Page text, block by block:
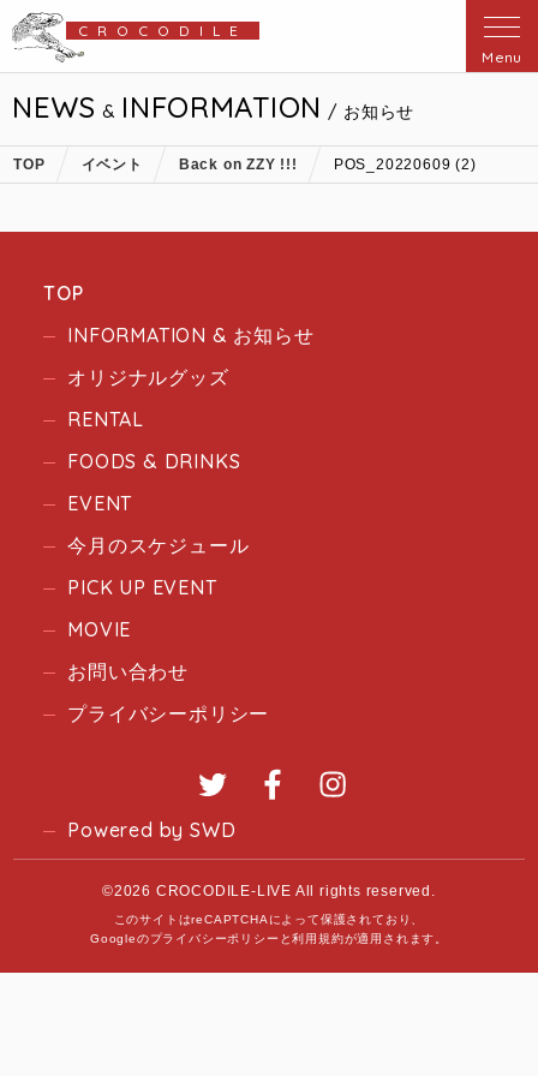
CROCODILE
Menu
NEWS & INFORMATION / お知らせ
TOP イベント Back on ZZY !!! POS_20220609 (2)
TOP
INFORMATION & お知らせ
オリジナルグッズ
RENTAL
FOODS & DRINKS
EVENT
今月のスケジュール
PICK UP EVENT
MOVIE
お問い合わせ
プライバシーポリシー
Twitter Facebook
Powered by SWD
©2026 CROCODILE-LIVE All rights reserved.
このサイトはreCAPTCHAによって保護されており、
Googleのプライバシーポリシー と利用規約が適用されます。